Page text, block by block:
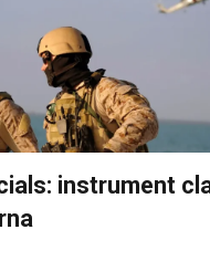
instrument